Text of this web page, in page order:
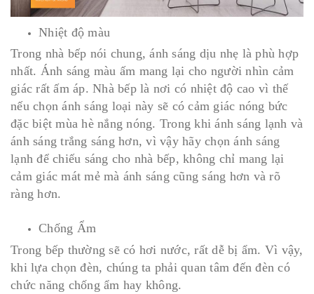
Nhiệt độ màu
Trong nhà bếp nói chung, ánh sáng dịu nhẹ là phù hợp
nhất. Ánh sáng màu ấm mang lại cho người nhìn cảm
giác rất ấm áp. Nhà bếp là nơi có nhiệt độ cao vì thế
nếu chọn ánh sáng loại này sẽ có cảm giác nóng bức
đặc biệt mùa hè nắng nóng. Trong khi ánh sáng lạnh và
ánh sáng trắng sáng hơn, vì vậy hãy chọn ánh sáng
lạnh để chiếu sáng cho nhà bếp, không chỉ mang lại
cảm giác mát mẻ mà ánh sáng cũng sáng hơn và rõ
ràng hơn.
Chống Ẩm
Trong bếp thường sẽ có hơi nước, rất dễ bị ẩm. Vì vậy,
khi lựa chọn đèn, chúng ta phải quan tâm đến đèn có
chức năng chống ẩm hay không.